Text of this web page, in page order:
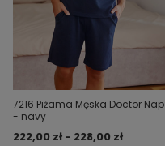
7216 Piżama Męska Doctor Nap
- navy
222,00 zł - 228,00 zł